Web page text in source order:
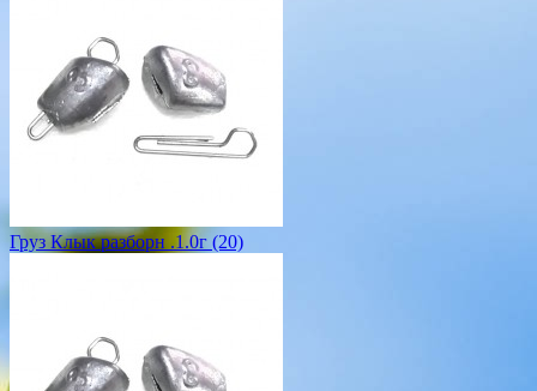
Груз Клык разборн .1.0г (20)